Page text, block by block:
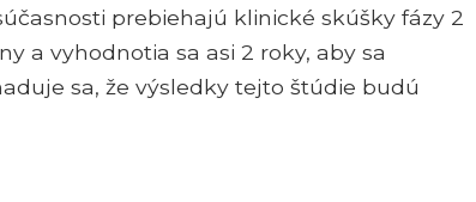
prebiehajú klinické skúšky fázy 2
a vyhodnotia sa asi 2 roky, aby sa
sa, že výsledky tejto štúdie budú